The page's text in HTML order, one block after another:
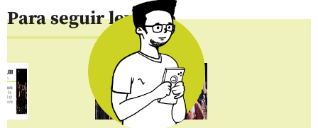
Para seguir leyendo